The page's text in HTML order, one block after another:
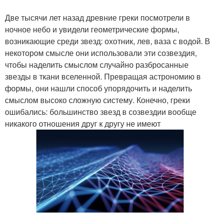
Две тысячи лет назад древние греки посмотрели в
ночное небо и увидели геометрические формы,
возникающие среди звезд: охотник, лев, ваза с водой. В
некотором смысле они использовали эти созвездия,
чтобы наделить смыслом случайно разбросанные
звезды в ткани вселенной. Превращая астрономию в
формы, они нашли способ упорядочить и наделить
смыслом высоко сложную систему. Конечно, греки
ошибались: большинство звезд в созвездии вообще
никакого отношения друг к другу не имеют